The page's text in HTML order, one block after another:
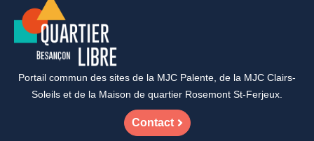
Portail commun des sites de la MJC Palente, de la MJC Clairs-
Soleils et de la Maison de quartier Rosemont St-Ferjeux.
Contact